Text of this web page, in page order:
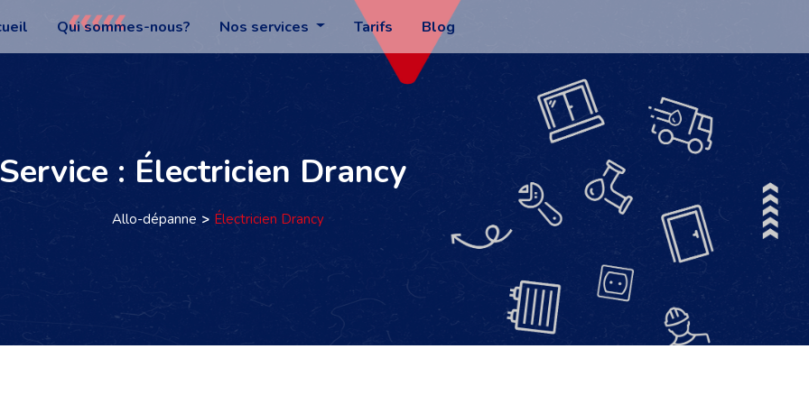
Qui sommes-nous? Nos services Tarifs Blog
: Électricien Drancy
Allo-dépanne Électricien Drancy